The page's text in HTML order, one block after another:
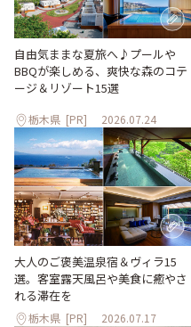
自由気ままな夏旅へ♪プールや
BBQが楽しめる、爽快な森のコテ
ージ＆リゾート15選
栃木県 [PR] 2026.07.24
大人のご褒美温泉宿＆ヴィラ15
選。客室露天風呂や美食に癒やさ
れる滞在を
栃木県 [PR] 2026.07.17